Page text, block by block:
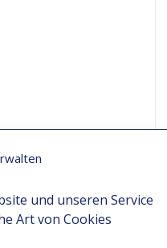
und unseren Service
Art von Cookies